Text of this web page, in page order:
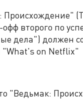
второго по
дела") должен
"What's on Netflix"
"Ведьмак: